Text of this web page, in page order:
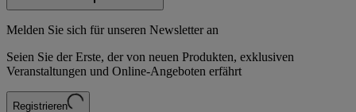
Melden Sie sich für unseren Newsletter an
Seien Sie der Erste, der von neuen Produkten, exklusiven
Veranstaltungen und Online-Angeboten erfährt
Registrieren